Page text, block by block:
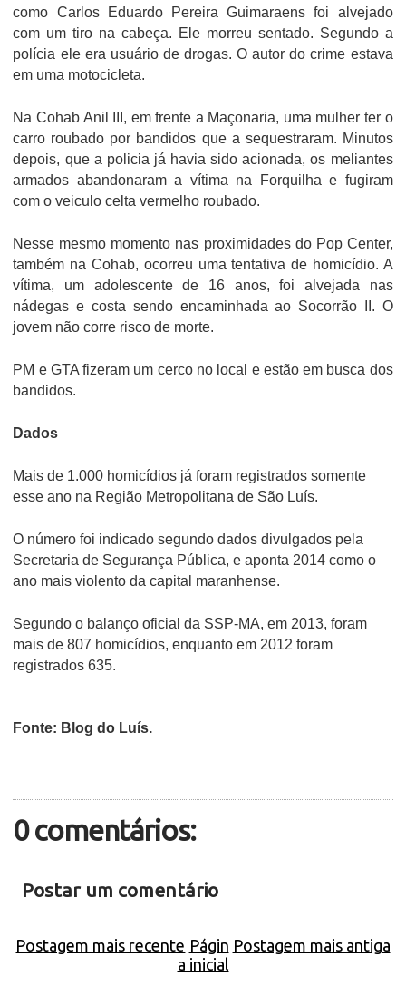
como Carlos Eduardo Pereira Guimaraensfoi alvejado
com um tiro na cabeça. Ele morreu sentado. Segundo a
polícia ele era usuário de drogas. O autor do crime estava
em uma motocicleta.
Na Cohab Anil III, em frente a Maçonaria, uma mulher ter o
carro roubado por bandidos que a sequestraram. Minutos
depois, que a policia já havia sido acionada, os meliantes
armados abandonaram a vítima na Forquilha e fugiram
com o veiculo celta vermelho roubado.
Nesse mesmo momento nas proximidades do Pop Center,
também na Cohab, ocorreu uma tentativa de homicídio. A
vítima, um adolescente de 16 anos, foi alvejada nas
nádegas e costa sendo encaminhada ao Socorrão II. O
jovem não corre risco de morte.
PM e GTA fizeram um cerco no local e estão em busca dos
bandidos.
Dados
Mais de 1.000 homicídios já foram registrados somente
esse ano na Região Metropolitana de São Luís.
O número foi indicado segundo dados divulgados pela
Secretaria de Segurança Pública, e aponta 2014 como o
ano mais violento da capital maranhense.
Segundo o balanço oficial da SSP-MA, em 2013, foram
mais de 807 homicídios, enquanto em 2012 foram
registrados 635.
Fonte: Blog do Luís.
0 comentários:
Postar um comentário
Postagem mais recente Postagem mais antiga
Págin
a inicial